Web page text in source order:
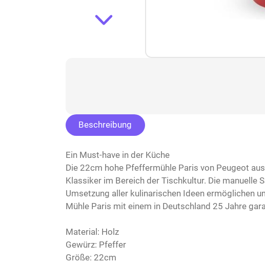
Beschreibung
Ein Must-have in der Küche
Die 22cm hohe Pfeffermühle Paris von Peugeot
Klassiker im Bereich der Tischkultur. Die
Umsetzung aller kulinarischen Ideen ermöglichen
Mühle Paris mit einem in Deutschland 25 Jahre
Material: Holz
Gewürz: Pfeffer
Größe: 22cm